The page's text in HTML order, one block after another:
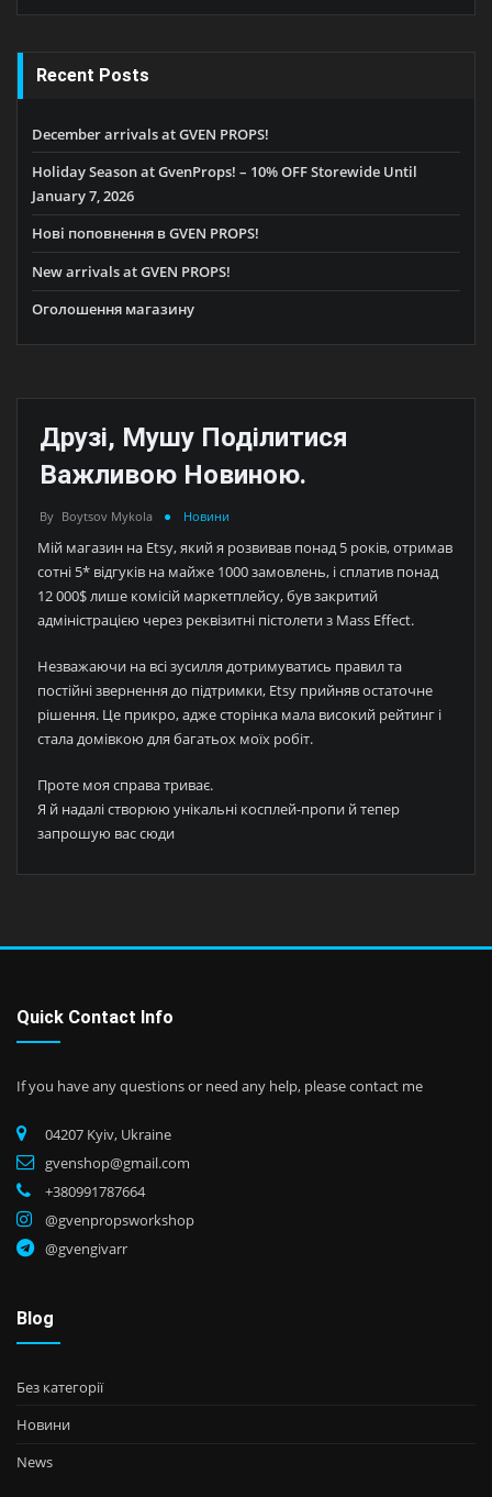
Recent Posts
December arrivals at GVEN PROPS!
Holiday Season at GvenProps! – 10% OFF Storewide Until
January 7, 2026
Нові поповнення в GVEN PROPS!
New arrivals at GVEN PROPS!
Оголошення магазину
Друзі, Мушу Поділитися
Важливою Новиною.
By Boytsov Mykola Новини
Мій магазин на Etsy, який я розвивав понад 5 років, отримав
сотні 5* відгуків на майже 1000 замовлень, і сплатив понад
12 000$ лише комісій маркетплейсу, був закритий
адміністрацією через реквізитні пістолети з Mass Effect.
Незважаючи на всі зусилля дотримуватись правил та
постійні звернення до підтримки, Etsy прийняв остаточне
рішення. Це прикро, адже сторінка мала високий рейтинг і
стала домівкою для багатьох моїх робіт.
Проте моя справа триває.
Я й надалі створюю унікальні косплей-пропи й тепер
запрошую вас сюди
Quick Contact Info
If you have any questions or need any help, please contact me
04207 Kyiv, Ukraine
gvenshop@gmail.com
+380991787664
@gvenpropsworkshop
@gvengivarr
Blog
Без категорії
Новини
News